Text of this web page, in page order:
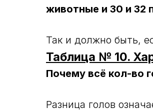
животные и 30 и 32
Так и должно быть,
Таблица № 10.
Почему всё кол-во
Разница голов